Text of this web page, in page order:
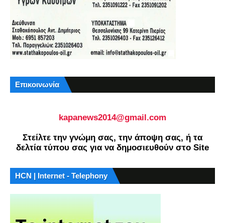
Επικοινωνία
kapanews2014@gmail.com
Στείλτε την γνώμη σας, την άποψη σας, ή τα
δελτία τύπου σας για να δημοσιευθούν στο Site
HCN | Internet - Telephony